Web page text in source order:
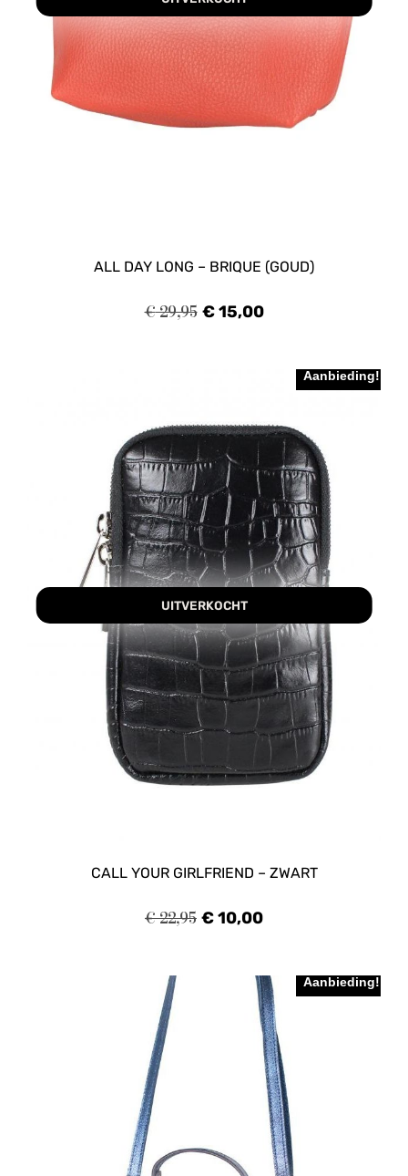
ALL DAY LONG – BRIQUE (GOUD)
€29,95 €15,00
Aanbieding!
UITVERKOCHT
CALL YOUR GIRLFRIEND – ZWART
€22,95 €10,00
Aanbieding!